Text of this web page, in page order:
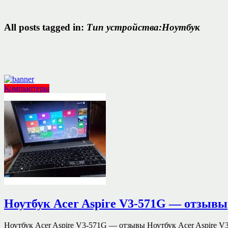
All posts tagged in: Тип устройства:Ноутбук
Компьютеры
Ноутбук Acer Aspire V3-571G — отзывы
Ноутбук Acer Aspire V3-571G — отзывы Ноутбук Acer Aspire